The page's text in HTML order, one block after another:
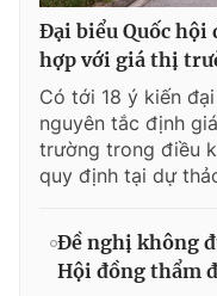
Đại biểu Quốc hội
hợp với giá thị
Có tới 18 ý kiến
nguyên tắc định
trường trong điều
quy định tại dự
Đề nghị không
Hội đồng thẩm